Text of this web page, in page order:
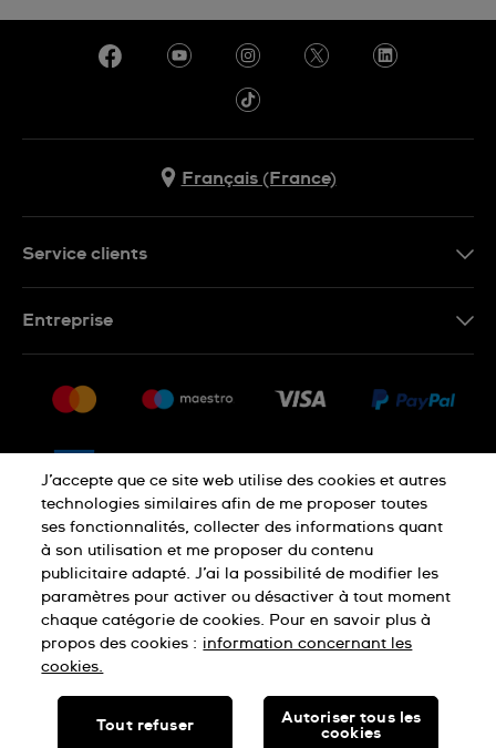
Français (France)
Service clients
Retour
CGV
Droit de rétractation
Entreprise
Nous rejoindre
Déclaration de confidentialité
Cookies Mentions légales
SWISS MADE
J’accepte que ce site web utilise des cookies et autres
technologies similaires afin de me proposer toutes
ses fonctionnalités, collecter des informations quant
à son utilisation et me proposer du contenu
publicitaire adapté. J’ai la possibilité de modifier les
paramètres pour activer ou désactiver à tout moment
chaque catégorie de cookies. Pour en savoir plus à
propos des cookies : information concernant les
cookies.
Tout refuser
Autoriser tous les
cookies